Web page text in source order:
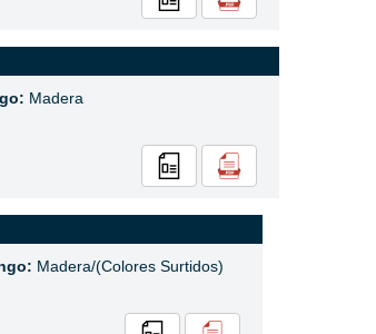
Madera
Madera/(Colores Surtidos)